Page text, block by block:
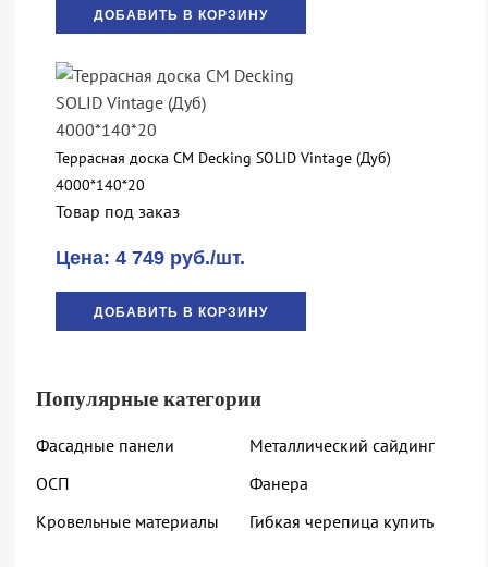
ДОБАВИТЬ В КОРЗИНУ
Террасная доска CM Decking SOLID Vintage (Дуб)
4000*140*20
Товар под заказ
Цена: 4 749 руб./шт.
ДОБАВИТЬ В КОРЗИНУ
Популярные категории
Фасадные панели
Металлический сайдинг
ОСП
Фанера
Кровельные материалы
Гибкая черепица купить